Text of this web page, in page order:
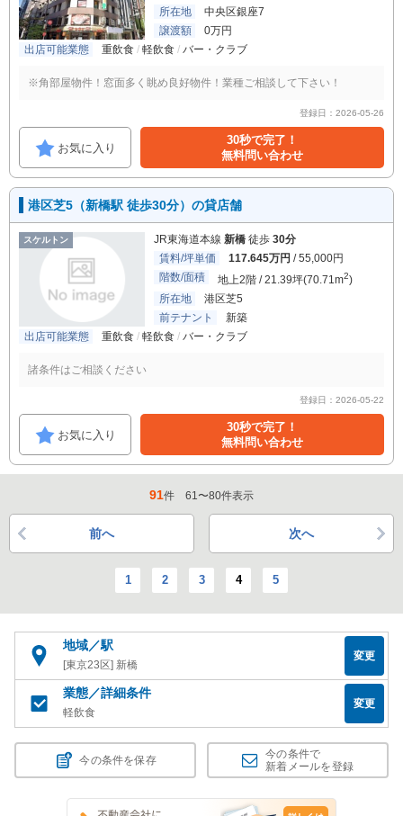
所在地
中央区銀座7
譲渡額
0万円
出店可能業態
重飲食 軽飲食 バー・クラブ
※角部屋物件！窓面多く眺め良好物件！業種ご相談して下さい！
登録日：2026-05-26
お気に入り
30秒で完了！
無料問い合わせ
港区芝5（新橋駅 徒歩30分）の貸店舗
スケルトン JR東海道本線 新橋 徒歩 30分
賃料/坪単価
117.645万円 / 55,000円
階数/面積
地上2階 / 21.39坪(70.71m2)
所在地
港区芝5
前テナント
新築
出店可能業態
重飲食 軽飲食 バー・クラブ
諸条件はご相談ください
登録日：2026-05-22
お気に入り
30秒で完了！
無料問い合わせ
91件 61〜80件表示
前へ 次へ
1 2 3 4 5
地域／駅
[東京23区] 新橋
変更
業態／詳細条件
軽飲食
変更
今の条件を保存
今の条件で
新着メールを登録